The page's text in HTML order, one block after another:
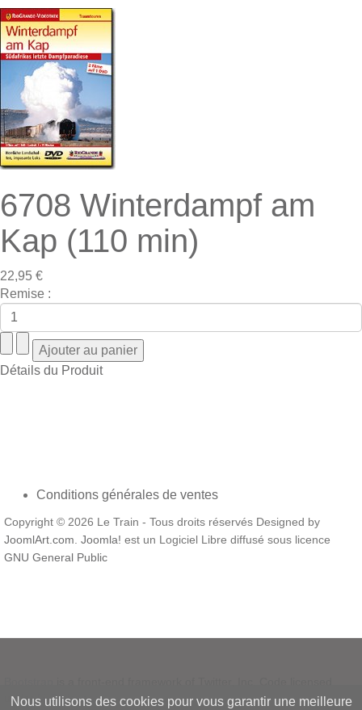
6708 Winterdampf am
Kap (110 min)
22,95 €
Remise :
Détails du Produit
Conditions générales de ventes
Copyright © 2026 Le Train - Tous droits réservés Designed by
JoomlArt.com. Joomla! est un Logiciel Libre diffusé sous licence
GNU General Public
underMIT License.
Nous utilisons des cookies pour vous garantir une meilleure